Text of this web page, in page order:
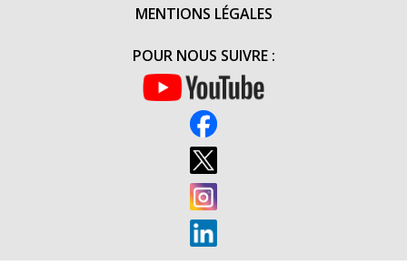
MENTIONS LÉGALES
POUR NOUS SUIVRE :